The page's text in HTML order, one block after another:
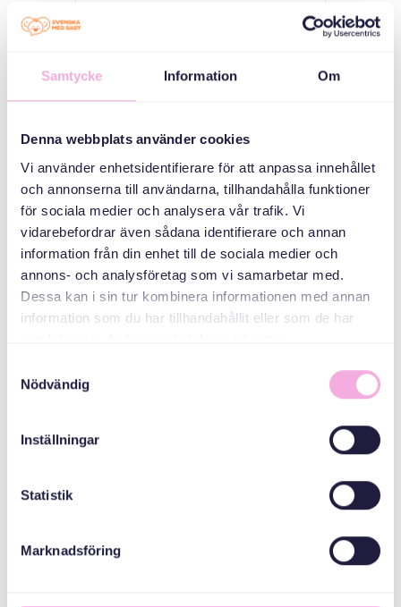
Samtycke Information Om
Denna webbplats använder cookies
Vi använder enhetsidentifierare för att anpassa innehållet
och annonserna till användarna, tillhandahålla funktioner
för sociala medier och analysera vår trafik. Vi
vidarebefordrar även sådana identifierare och annan
information från din enhet till de sociala medier och
annons- och analysföretag som vi samarbetar med.
Dessa kan i sin tur kombinera informationen med annan
information som du har tillhandahållit eller som de har
Nödvändig
Inställningar
Statistik
Marknadsföring
Svenska Bostäder
Stockholmshem